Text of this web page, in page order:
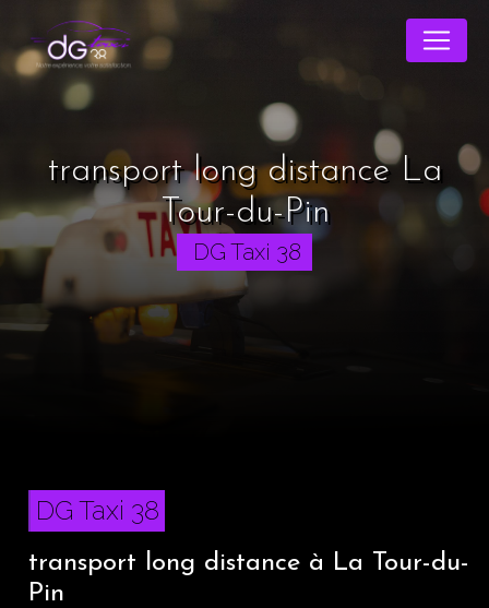
transport long distance La
Tour-du-Pin
DG Taxi 38
DG Taxi 38
transport long distance à La Tour-du-
Pin
Panneau de gestion des cookies